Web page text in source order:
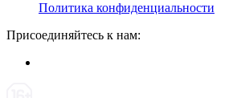
Политика конфиденциальности
Присоединяйтесь к нам: